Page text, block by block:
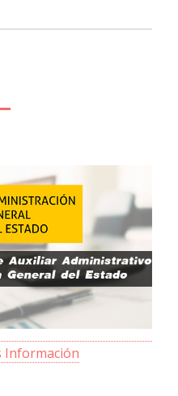
Información